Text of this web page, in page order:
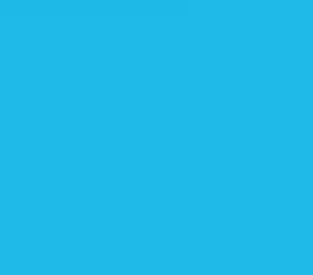
von
wird,
eines
Vertrag
die den
dessen
Gesetz